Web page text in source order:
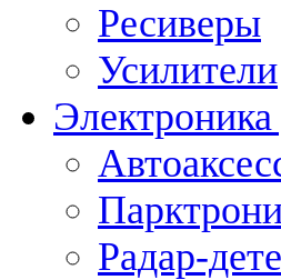
Ресиверы
Усилители
Электроника
Радар-